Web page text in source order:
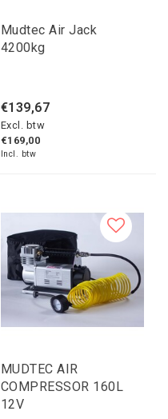
Mudtec Air Jack
4200kg
€139,67
Excl. btw
€169,00
Incl. btw
MUDTEC AIR
COMPRESSOR 160L
12V